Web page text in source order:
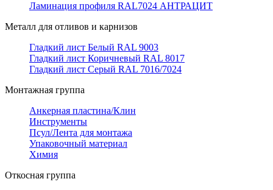
Ламинация профиля RAL7024 АНТРАЦИТ
Металл для отливов и карнизов
Гладкий лист Белый RAL 9003
Гладкий лист Коричневый RAL 8017
Гладкий лист Серый RAL 7016/7024
Монтажная группа
Анкерная пластина/Клин
Инструменты
Псул/Лента для монтажа
Упаковочный материал
Химия
Откосная группа